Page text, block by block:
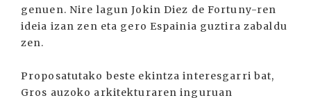
genuen. Nire lagun Jokin Diez de Fortuny-ren
ideia izan zen eta gero Espainia guztira zabaldu
zen.
Proposatutako beste ekintza interesgarri bat,
Gros auzoko arkitekturaren inguruan